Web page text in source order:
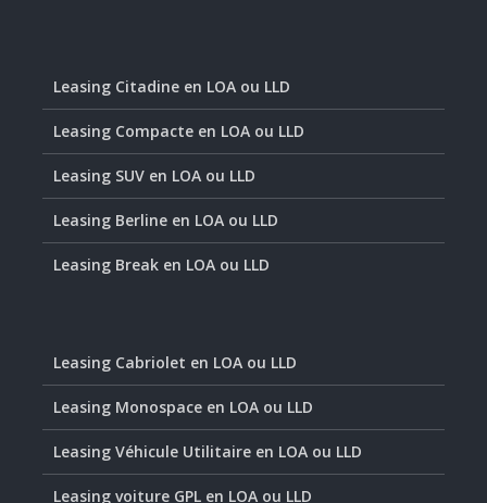
Leasing Citadine en LOA ou LLD
Leasing Compacte en LOA ou LLD
Leasing SUV en LOA ou LLD
Leasing Berline en LOA ou LLD
Leasing Break en LOA ou LLD
Leasing Cabriolet en LOA ou LLD
Leasing Monospace en LOA ou LLD
Leasing Véhicule Utilitaire en LOA ou LLD
Leasing voiture GPL en LOA ou LLD